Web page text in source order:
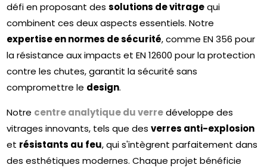
défi en proposant dessolutions de vitragequi
combinent ces deux aspects essentiels. Notre
expertise en normes de sécurité, comme EN 356 pour
la résistance aux impacts et EN 12600 pour la protection
contre les chutes, garantit la sécurité sans
compromettre le design.
Notre centre analytique du verredéveloppe des
vitrages innovants, tels que desverres anti-explosion
et résistants au feu, qui s'intègrent parfaitement dans
des esthétiques modernes. Chaque projet bénéficie